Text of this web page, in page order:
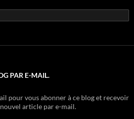
PAR E-MAIL.
pour vous abonner à ce blog et recevoir
article par e-mail.